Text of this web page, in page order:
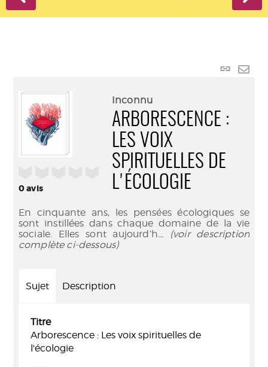
Lien
0avis
Inconnu
ARBORESCENCE :
LES VOIX
SPIRITUELLES DE
L'ÉCOLOGIE
En cinquante ans, les pensées écologiques se
sont instillées dans chaque domaine de la vie
sociale. Elles sont aujourd’h... (voir description
complète ci-dessous)
Sujet Description
Titre
Arborescence : Les voix spirituelles de
l'écologie